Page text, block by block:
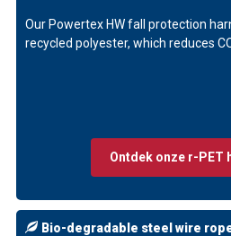
Our Powertex HW fall protection
recycled polyester, which reduces
Ontdek onze r-PET
Bio-degradable steel wire